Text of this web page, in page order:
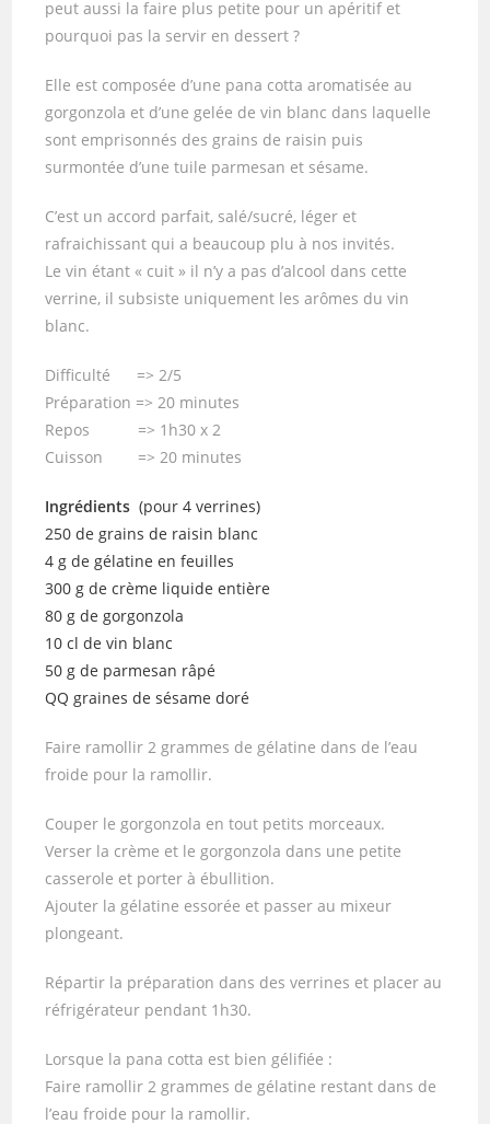
peut aussi la faire plus petite pour un apéritif et
pourquoi pas la servir en dessert ?
Elle est composée d’une pana cotta aromatisée au
gorgonzola et d’une gelée de vin blanc dans laquelle
sont emprisonnés des grains de raisin puis
surmontée d’une tuile parmesan et sésame.
C’est un accord parfait, salé/sucré, léger et
rafraichissant qui a beaucoup plu à nos invités.
Le vin étant « cuit » il n’y a pas d’alcool dans cette
verrine, il subsiste uniquement les arômes du vin
blanc.
Difficulté => 2/5
Préparation => 20 minutes
Repos => 1h30 x 2
Cuisson => 20 minutes
Ingrédients (pour 4 verrines)
250 de grains de raisin blanc
4 g de gélatine en feuilles
300 g de crème liquide entière
80 g de gorgonzola
10 cl de vin blanc
50 g de parmesan râpé
QQ graines de sésame doré
Faire ramollir 2 grammes de gélatine dans de l’eau
froide pour la ramollir.
Couper le gorgonzola en tout petits morceaux.
Verser la crème et le gorgonzola dans une petite
casserole et porter à ébullition.
Ajouter la gélatine essorée et passer au mixeur
plongeant.
Répartir la préparation dans des verrines et placer au
réfrigérateur pendant 1h30.
Lorsque la pana cotta est bien gélifiée :
Faire ramollir 2 grammes de gélatine restant dans de
l’eau froide pour la ramollir.